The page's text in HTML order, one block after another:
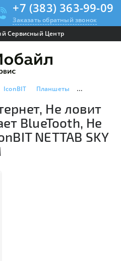
+7 (383) 363-99-09
Заказать обратный звонок
Сервисный Центр
IconBIT Планшеты IconBIT
Не ловит
BlueTooth, Не
NETTAB SKY